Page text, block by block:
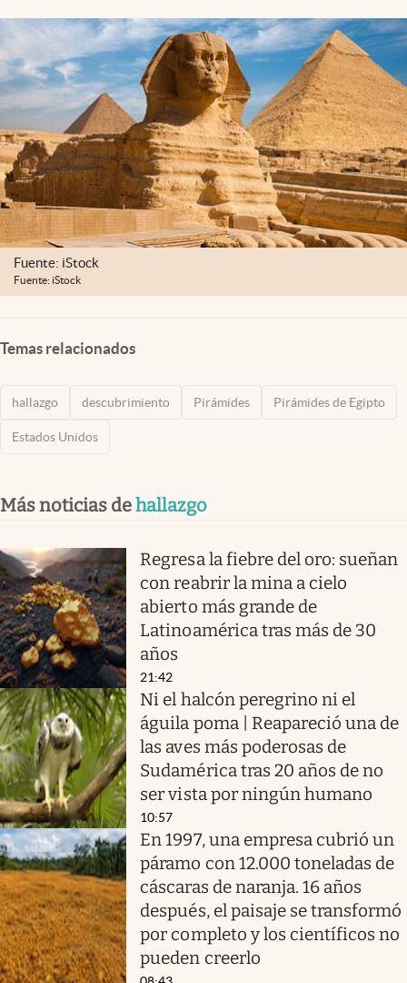
Fuente: iStock
Fuente: iStock
Temas relacionados
hallazgo descubrimiento Pirámides Pirámides de Egipto
Estados Unidos
Más noticias dehallazgo
Regresa la fiebre del oro: sueñan
con reabrir la mina a cielo
abierto más grande de
Latinoamérica tras más de 30
años
21:42
Ni el halcón peregrino ni el
águila poma | Reapareció una de
las aves más poderosas de
Sudamérica tras 20 años de no
ser vista por ningún humano
10:57
En 1997, una empresa cubrió un
páramo con 12.000 toneladas de
cáscaras de naranja. 16 años
después, el paisaje se transformó
por completo y los científicos no
pueden creerlo